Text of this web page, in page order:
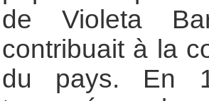
de Violeta
contribuait à la
du pays. En